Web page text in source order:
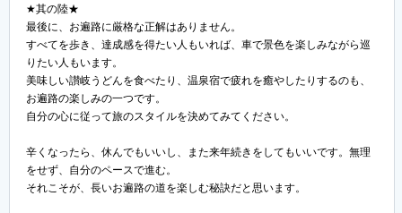
★其の陸★
最後に、お遍路に厳格な正解はありません。
すべてを歩き、達成感を得たい人もいれば、車で景色を楽しみながら巡
りたい人もいます。
美味しい讃岐うどんを食べたり、温泉宿で疲れを癒やしたりするのも、
お遍路の楽しみの一つです。
自分の心に従って旅のスタイルを決めてみてください。
辛くなったら、休んでもいいし、また来年続きをしてもいいです。無理
をせず、自分のペースで進む。
それこそが、長いお遍路の道を楽しむ秘訣だと思います。